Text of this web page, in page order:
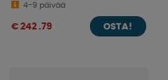
4-9 päivää
€ 242 .79 OSTA!